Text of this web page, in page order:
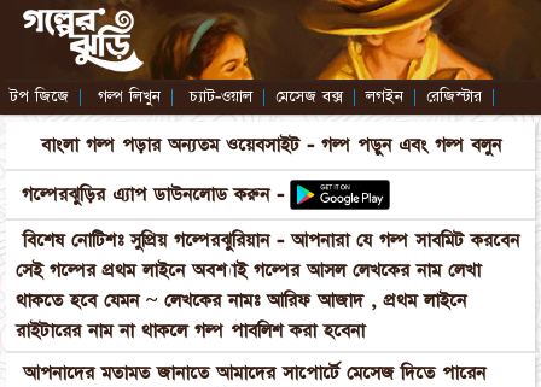
টপ জিজে | গল্প লিখুন | চ্যাট-ওয়াল | মেসেজ বক্স | লগইন | রেজিস্টার |
বাংলা গল্প পড়ার অন্যতম ওয়েবসাইট - গল্প পড়ুন এবং গল্প বলুন
গল্পেরঝুড়ির এ্যাপ ডাউনলোড করুন -
বিশেষ নোটিশঃ সুপ্রিয় গল্পেরঝুরিয়ান - আপনারা যে গল্প সাবমিট করবেন
সেই গল্পের প্রথম লাইনে অবশ্যাই গল্পের আসল লেখকের নাম লেখা
থাকতে হবে যেমন ~ লেখকের নামঃ আরিফ আজাদ , প্রথম লাইনে
রাইটারের নাম না থাকলে গল্প পাবলিশ করা হবেনা
আপনাদের মতামত জানাতে আমাদের সাপোর্টে মেসেজ দিতে পারেন